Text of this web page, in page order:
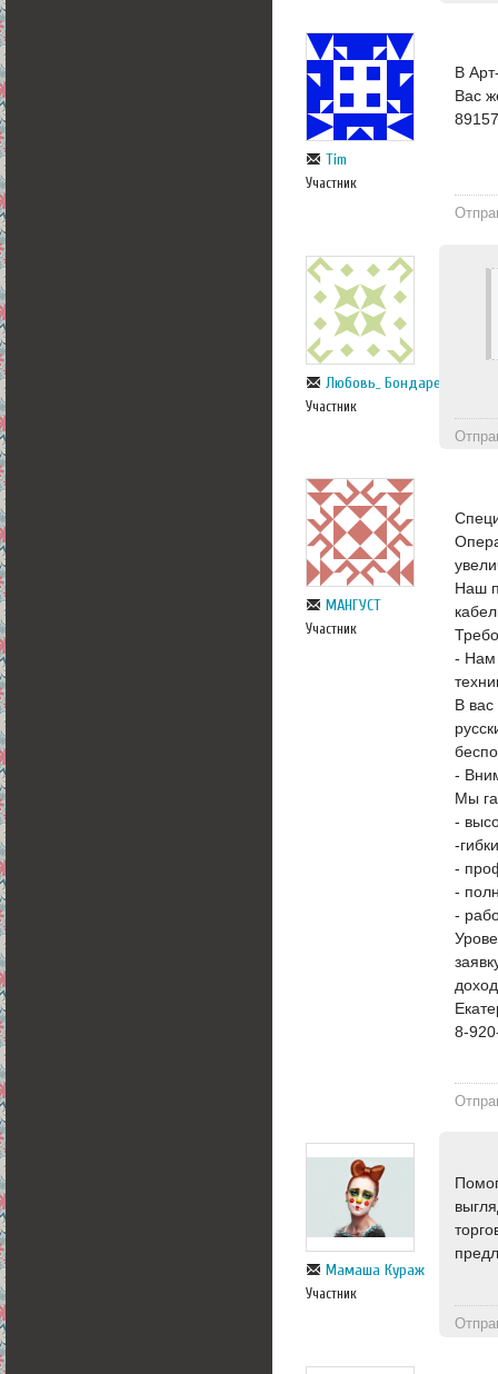
Tim
Участник
В
Вас
Любовь_ Бондарева
Участник
МАНГУСТ
Участник
Наш
- Нам
В вас
-
Мы
-
-
-
-
-
8-
Мамаша Кураж
Участник